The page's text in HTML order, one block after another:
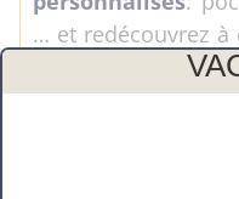
… et redécouvrez à
collections
personnalisés;